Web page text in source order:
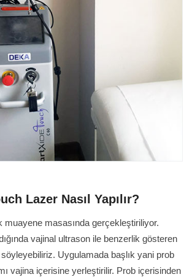
Lazer Nasıl Yapılır?
muayene masasında gerçekleştiriliyor.
vajinal ultrason ile benzerlik gösteren
Uygulamada başlık yani prob
vajina içerisine yerleştirilir. Prob içerisinden